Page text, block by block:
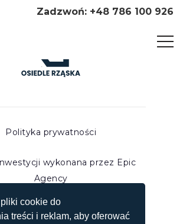
cookie do
treści i reklam, aby oferować
Zadzwoń: +48 786 100 926
Polityka prywatności
wykonana przez Epic
Agency
Krakowskie Biuro Kredytowe”